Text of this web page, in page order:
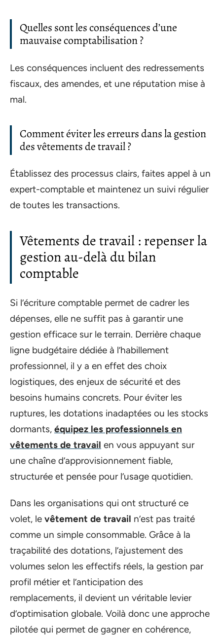
Quelles sont les conséquences d’une
mauvaise comptabilisation ?
Les conséquences incluent des redressements
fiscaux, des amendes, et une réputation mise à
mal.
Comment éviter les erreurs dans la gestion
des vêtements de travail ?
Établissez des processus clairs, faites appel à un
expert-comptable et maintenez un suivi régulier
de toutes les transactions.
Vêtements de travail : repenser la
gestion au-delà du bilan
comptable
Si l’écriture comptable permet de cadrer les
dépenses, elle ne suffit pas à garantir une
gestion efficace sur le terrain. Derrière chaque
ligne budgétaire dédiée à l’habillement
professionnel, il y a en effet des choix
logistiques, des enjeux de sécurité et des
besoins humains concrets. Pour éviter les
ruptures, les dotations inadaptées ou les stocks
dormants, équipez les professionnels en
vêtements de travail en vous appuyant sur
une chaîne d’approvisionnement fiable,
structurée et pensée pour l’usage quotidien.
Dans les organisations qui ont structuré ce
volet, le vêtement de travail n’est pas traité
comme un simple consommable. Grâce à la
traçabilité des dotations, l’ajustement des
volumes selon les effectifs réels, la gestion par
profil métier et l’anticipation des
remplacements, il devient un véritable levier
d’optimisation globale. Voilà donc une approche
pilotée qui permet de gagner en cohérence,